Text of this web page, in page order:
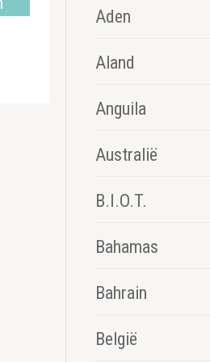
Aden
Aland
Anguila
Australië
B.I.O.T.
Bahamas
Bahrain
België